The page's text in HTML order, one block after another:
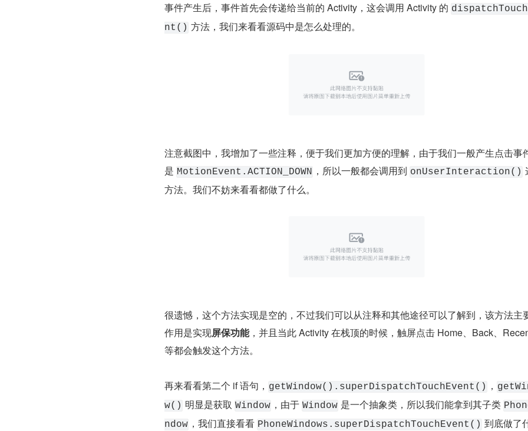
事件产生后，事件首先会传递给当前的 Activity，这会调用 Activity 的
nt() 方法，我们来看看源码中是怎么处理的。
注意截图中，我增加了一些注释，便于我们更加方便的理解，由于我们一般产生点击事
是 MotionEvent.ACTION_DOWN ，所以一般都会调用到 onUserInteraction()
方法。我们不妨来看看都做了什么。
很遗憾，这个方法实现是空的，不过我们可以从注释和其他途径可以了解到，该方法主
作用是实现屏保功能，并且当此 Activity 在栈顶的时候，触屏点击 Home、Back、
等都会触发这个方法。
再来看看第二个 if 语句， getWindow().superDispatchTouchEvent() ，
w() 明显是获取 Window ，由于 Window 是一个抽象类，所以我们能拿到其子类
ndow ，我们直接看看 PhoneWindows.superDispatchTouchEvent() 到底做了